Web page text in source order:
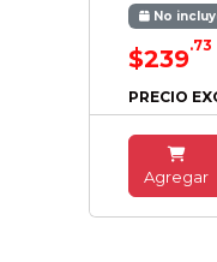
No
$239.73
PRECIO
Agregar